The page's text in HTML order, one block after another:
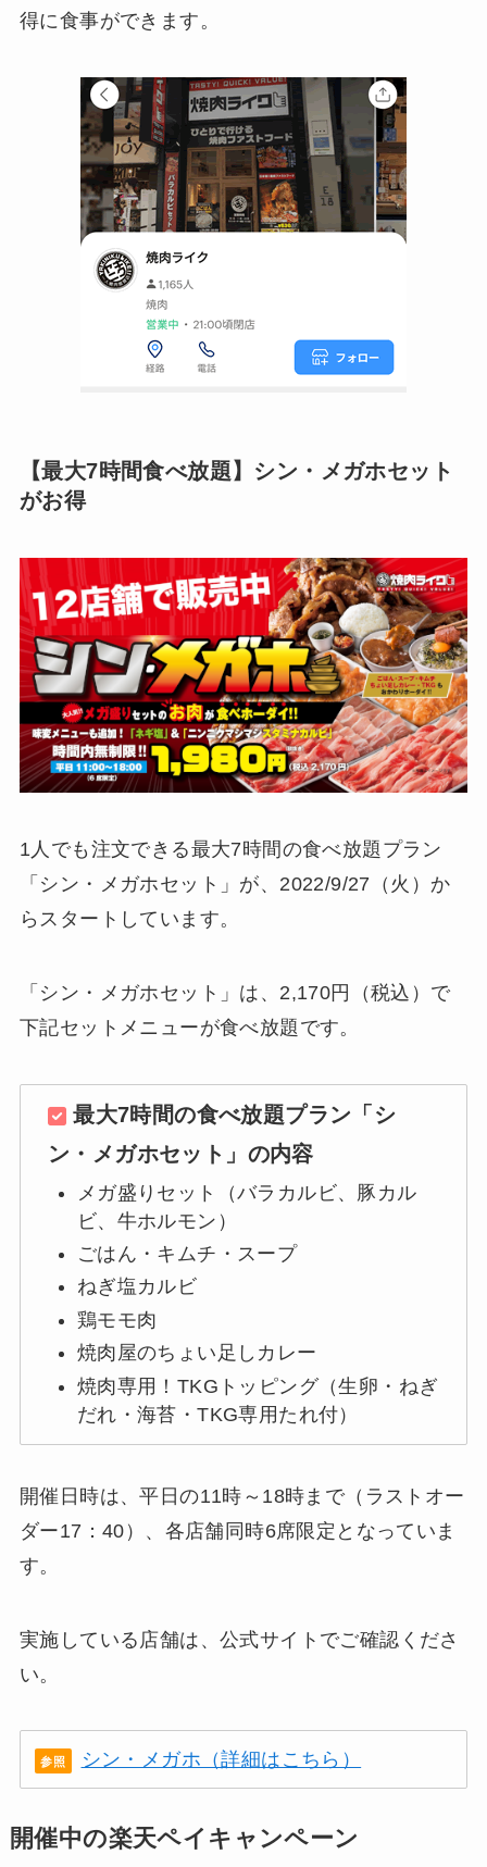
得に食事ができます。
【最大7時間食べ放題】シン・メガホセット
がお得
1人でも注文できる最大7時間の食べ放題プラン
「シン・メガホセット」が、2022/9/27（火）か
らスタートしています。
「シン・メガホセット」は、2,170円（税込）で
下記セットメニューが食べ放題です。
最大7時間の食べ放題プラン「シ
ン・メガホセット」の内容
メガ盛りセット（バラカルビ、豚カル
ビ、牛ホルモン）
ごはん・キムチ・スープ
ねぎ塩カルビ
鶏モモ肉
焼肉屋のちょい足しカレー
焼肉専用！TKGトッピング（生卵・ねぎ
だれ・海苔・TKG専用たれ付）
開催日時は、平日の11時～18時まで（ラストオー
ダー17：40）、各店舗同時6席限定となっていま
す。
実施している店舗は、公式サイトでご確認くださ
い。
シン・メガホ（詳細はこちら）
開催中の楽天ペイキャンペーン